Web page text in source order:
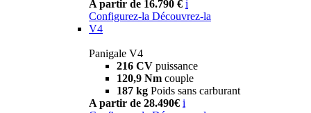
A partir de 16.790 € i
Configurez-la Découvrez-la
V4
Panigale V4
216 CV puissance
120,9 Nm couple
187 kg Poids sans carburant
A partir de 28.490€ i